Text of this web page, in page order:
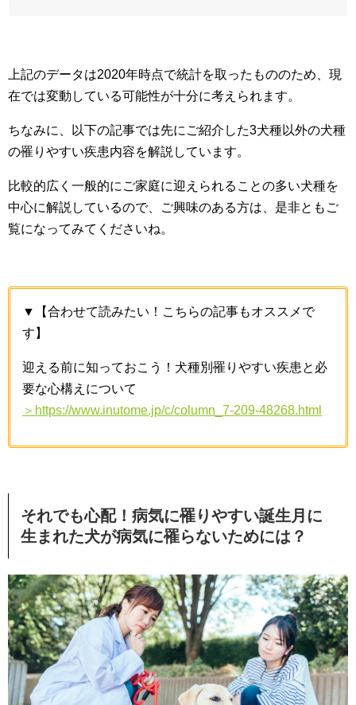
上記のデータは2020年時点で統計を取ったもののため、現
在では変動している可能性が十分に考えられます。
ちなみに、以下の記事では先にご紹介した3犬種以外の犬種
の罹りやすい疾患内容を解説しています。
比較的広く一般的にご家庭に迎えられることの多い犬種を
中心に解説しているので、ご興味のある方は、是非ともご
覧になってみてくださいね。
▼【合わせて読みたい！こちらの記事もオススメで
す】
迎える前に知っておこう！犬種別罹りやすい疾患と必
要な心構えについて
＞https://www.inutome.jp/c/column_7-209-48268.html
それでも心配！病気に罹りやすい誕生月に
生まれた犬が病気に罹らないためには？